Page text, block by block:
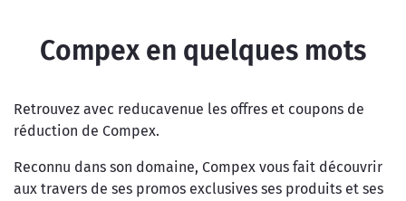
Compex en quelques mots
Retrouvez avec reducavenue les offres et coupons de
réduction de Compex.
Reconnu dans son domaine, Compex vous fait découvrir
aux travers de ses promos exclusives ses produits et ses